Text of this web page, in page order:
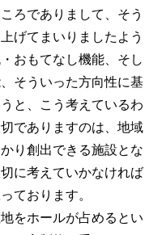
ろでありまして、そう
げてまいりましたよう
おもてなし機能、そし
そういった方向性に基
と、こう考えているわ
でありますのは、地域
り創出できる施設とな
に考えていかなければ
ております。
をホールが占めるとい